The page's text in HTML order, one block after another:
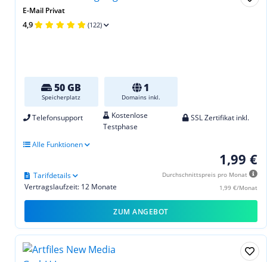
E-Mail Privat
4,9 (122)
50 GB
Speicherplatz
1
Domains inkl.
Telefonsupport
Kostenlose
Testphase
SSL Zertifikat inkl.
Alle Funktionen
1,99 €
Durchschnittspreis pro Monat
1,99 €/Monat
Vertragslaufzeit: 12 Monate
Tarifdetails
ZUM ANGEBOT